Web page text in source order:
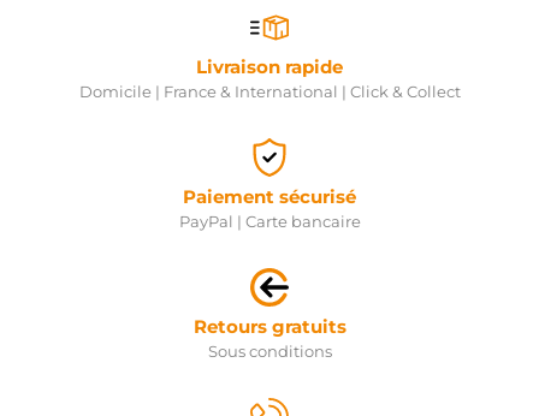
Livraison rapide
Domicile | France & International | Click & Collect
Paiement sécurisé
PayPal | Carte bancaire
Retours gratuits
Sous conditions